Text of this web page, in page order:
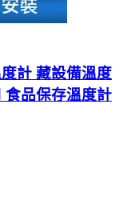
計 藏設備溫度
食品保存溫度計